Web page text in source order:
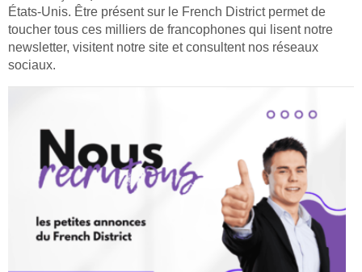
États-Unis. Être présent sur le French District permet de
toucher tous ces milliers de francophones qui lisent notre
newsletter, visitent notre site et consultent nos réseaux
sociaux.